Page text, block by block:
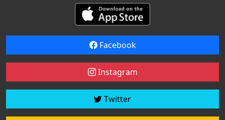
Facebook
Instagram
Twitter